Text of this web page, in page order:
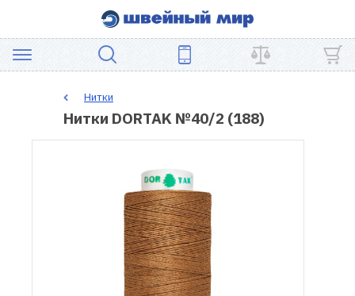
ШВЕЙНОЕ
Нитки
Нитки DORTAK №40/2 (188)